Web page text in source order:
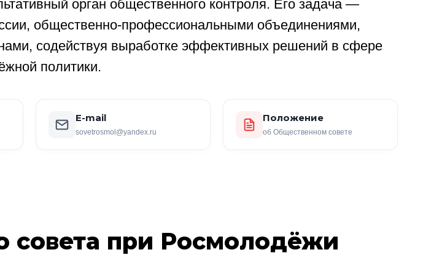
орган общественного контроля. Его задача —
общественно-профессиональными объединениями,
содействуя выработке эффективных решений в сфере
политики.
E-mail
sovetrosmol@yandex.ru
Положение
об Общественном совете
совета при Росмолодёжи